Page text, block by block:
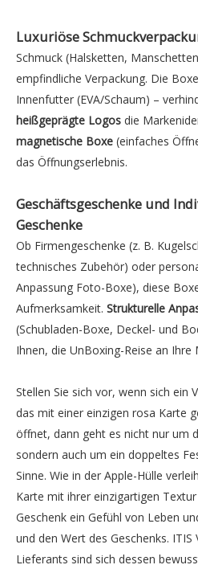
Luxuriöse
Schmuck (Halsketten,
empfindliche Verpackung. Die
Innenfutter (EVA/Schaum) –
heißgeprägte Logos die
magnetische Boxe (einfaches
das Öffnungserlebnis.
Geschäftsgeschenke und
Geschenke
Ob Firmengeschenke (z. B.
technisches Zubehör) oder
Anpassung Foto-Boxe), diese
Aufmerksamkeit. Strukturelle
(Schubladen-Boxe, Deckel- und
Ihnen, die UnBoxing-Reise an Ihre
Stellen Sie sich vor, wenn sich ein
das mit einer einzigen rosa Karte
öffnet, dann geht es nicht nur um
sondern auch um ein doppeltes
Sinne. Wie in der Apple-Hülle
Karte mit ihrer einzigartigen
Geschenk ein Gefühl von Leben
und den Wert des Geschenks.
Lieferants sind sich dessen